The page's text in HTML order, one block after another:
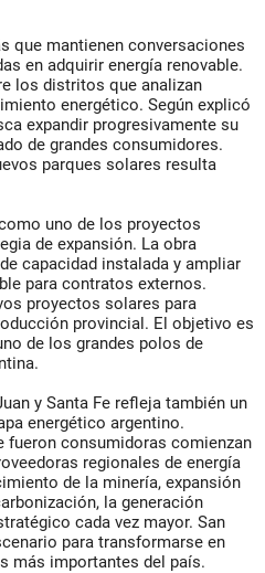
que mantienen conversaciones
en adquirir energía renovable.
los distritos que analizan
energético. Según explicó
expandir progresivamente su
de grandes consumidores.
parques solares resulta
uno de los proyectos
de expansión. La obra
capacidad instalada y ampliar
para contratos externos.
proyectos solares para
provincial. El objetivo es
de los grandes polos de
y Santa Fe refleja también un
energético argentino.
fueron consumidoras comienzan
regionales de energía
de la minería, expansión
la generación
cada vez mayor. San
para transformarse en
más importantes del país.